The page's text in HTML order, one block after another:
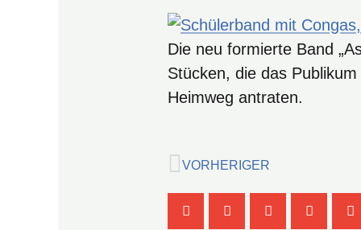
Die neu formierte Band
Stücken, die das
Heimweg antraten.
Zurück
VORHERIGER